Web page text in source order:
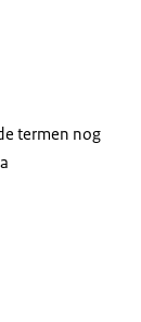
termen nog